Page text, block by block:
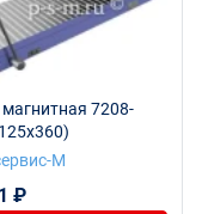
7208-
М
₽